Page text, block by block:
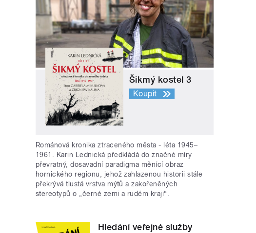
Šikmý kostel 3
Koupit
Románová kronika ztraceného města - léta 1945–
1961. Karin Lednická předkládá do značné míry
převratný, dosavadní paradigma měnící obraz
hornického regionu, jehož zahlazenou historii stále
překrývá tlustá vrstva mýtů a zakořeněných
stereotypů o „černé zemi a rudém kraji“.
Hledání veřejné služby